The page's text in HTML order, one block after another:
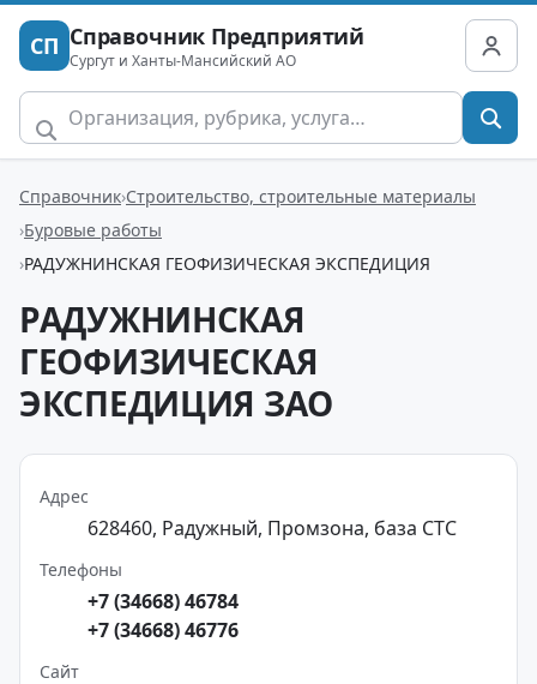
СП Справочник Предприятий
Сургут и Ханты-Мансийский АО
Справочник Строительство, строительные материалы
Буровые работы
РАДУЖНИНСКАЯ ГЕОФИЗИЧЕСКАЯ ЭКСПЕДИЦИЯ
РАДУЖНИНСКАЯ
ГЕОФИЗИЧЕСКАЯ
ЭКСПЕДИЦИЯ ЗАО
Адрес
628460, Радужный, Промзона, база СТС
Телефоны
+7 (34668) 46784
+7 (34668) 46776
Сайт